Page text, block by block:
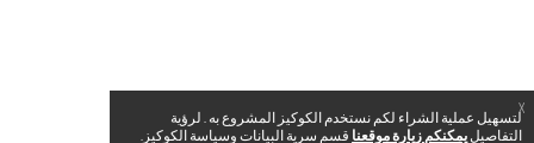
Xلتسهيل عملية الشراء لكم نستخدم الكوكيز المشروع به . لرؤية
التفاصيليمكنكم زيارة موقعنا قسم سرية البيانات وسياسة الكوكيز.